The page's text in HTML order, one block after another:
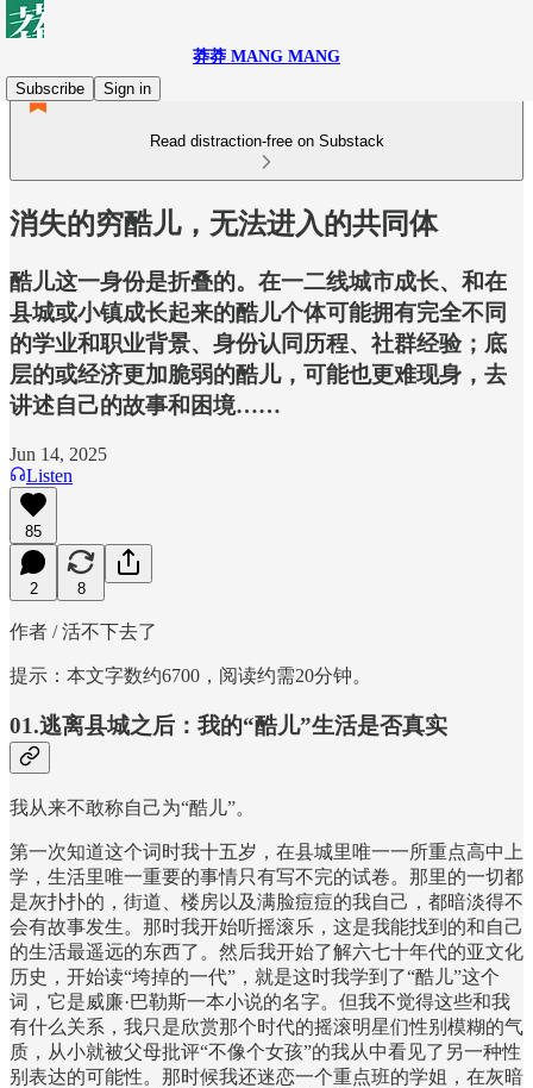
莽莽 MANG MANG
Subscribe
Sign in
Read distraction-free on Substack
消失的穷酷儿，无法进入的共同体
酷儿这一身份是折叠的。在一二线城市成长、和在
县城或小镇成长起来的酷儿个体可能拥有完全不同
的学业和职业背景、身份认同历程、社群经验；底
层的或经济更加脆弱的酷儿，可能也更难现身，去
讲述自己的故事和困境……
Jun 14, 2025
Listen
85
2 8
作者 / 活不下去了
提示：本文字数约6700，阅读约需20分钟。
01.逃离县城之后：我的“酷儿”生活是否真实
我从来不敢称自己为“酷儿”。
第一次知道这个词时我十五岁，在县城里唯一一所重点高中上
学，生活里唯一重要的事情只有写不完的试卷。那里的一切都
是灰扑扑的，街道、楼房以及满脸痘痘的我自己，都暗淡得不
会有故事发生。那时我开始听摇滚乐，这是我能找到的和自己
的生活最遥远的东西了。然后我开始了解六七十年代的亚文化
历史，开始读“垮掉的一代”，就是这时我学到了“酷儿”这个
词，它是威廉·巴勒斯一本小说的名字。但我不觉得这些和我
有什么关系，我只是欣赏那个时代的摇滚明星们性别模糊的气
质，从小就被父母批评“不像个女孩”的我从中看见了另一种性
别表达的可能性。那时候我还迷恋一个重点班的学姐，在灰暗